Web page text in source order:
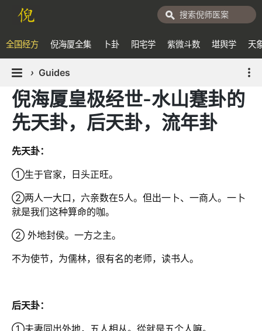
全国经方 倪海厦全集 卜卦 阳宅学 紫微斗数 堪舆学 天
› Guides
倪海厦皇极经世-水山蹇卦的
先天卦，后天卦，流年卦
先天卦：
①生于官家，日头正旺。
②两人一大口，六亲数在5人。但出一卜、一商人。一卜
就是我们这种算命的咖。
② 外地封侯。一方之主。
不为使节，为儒林，很有名的老师，读书人。
后天卦：
①夫妻同出外地，五人相从。從就是五个人嘛。